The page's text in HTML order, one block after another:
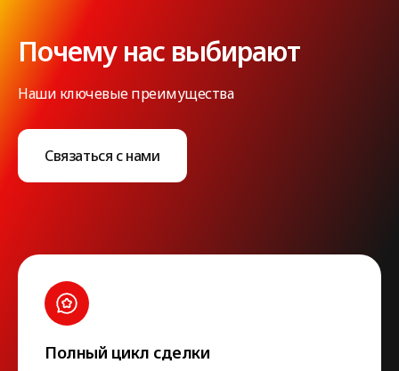
Почему нас выбирают
Наши ключевые преимущества
Связаться с нами
Полный цикл сделки